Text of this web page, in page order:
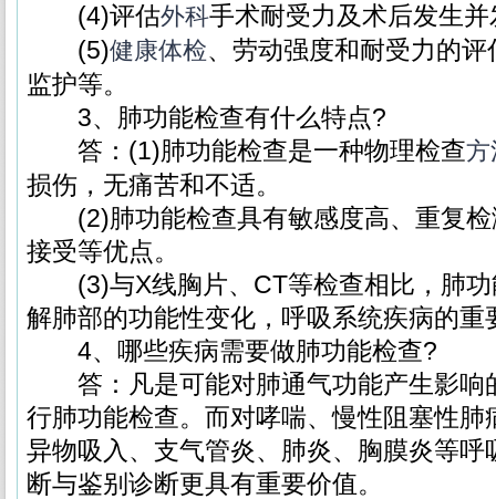
(4)评估外科手术耐受力及术后发生
(5)健康体检、劳动强度和耐受力的
监护等。
3、肺功能检查有什么特点?
答：(1)肺功能检查是一种物理检查方
损伤，无痛苦和不适。
(2)肺功能检查具有敏感度高、重复检
接受等优点。
(3)与X线胸片、CT等检查相比，肺功
解肺部的功能性变化，呼吸系统疾病的重
4、哪些疾病需要做肺功能检查?
答：凡是可能对肺通气功能产生影响
行肺功能检查。而对哮喘、慢性阻塞性肺
异物吸入、支气管炎、肺炎、胸膜炎等呼
断与鉴别诊断更具有重要价值。